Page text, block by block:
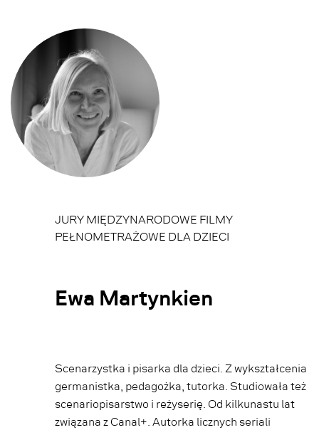
JURY MIĘDZYNARODOWE FILMY
PEŁNOMETRAŻOWE DLA DZIECI
Ewa Martynkien
Scenarzystka i pisarka dla dzieci. Z wykształcenia
germanistka, pedagożka, tutorka. Studiowała też
scenariopisarstwo i reżyserię. Od kilkunastu lat
związana z Canal+. Autorka licznych seriali